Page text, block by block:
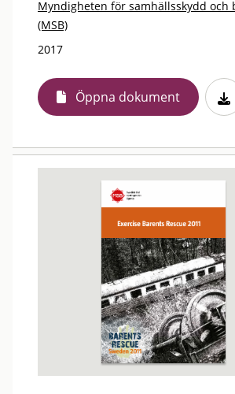
Myndigheten för samhällsskydd och
(MSB)
2017
Öppna dokument